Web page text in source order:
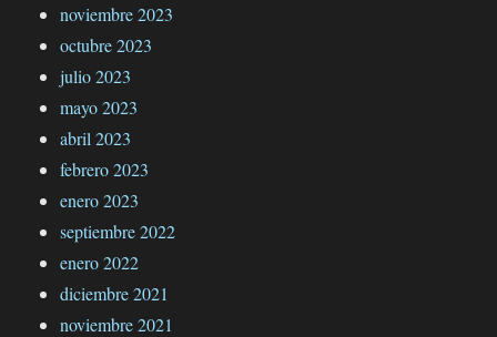
noviembre 2023
octubre 2023
julio 2023
mayo 2023
abril 2023
febrero 2023
enero 2023
septiembre 2022
enero 2022
diciembre 2021
noviembre 2021